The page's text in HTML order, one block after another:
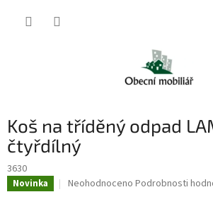
Koš na tříděný odpad
čtyřdílný
3630
Novinka
Průměrné
Neohodnoceno Podrobnosti